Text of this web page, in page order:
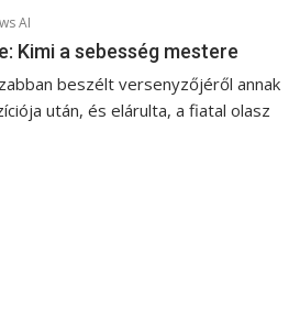
AI
Kimi a sebesség mestere
beszélt versenyzőjéről annak
után, és elárulta, a fiatal olasz